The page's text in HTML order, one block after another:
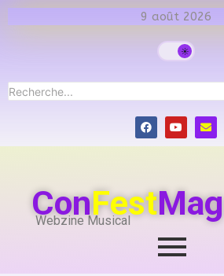
9 août 2026
ConFestMag
Webzine Musical